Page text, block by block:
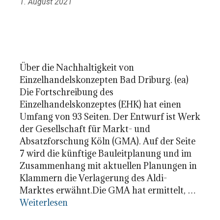
Über die Nachhaltigkeit von
Einzelhandelskonzepten Bad Driburg. (ea)
Die Fortschreibung des
Einzelhandelskonzeptes (EHK) hat einen
Umfang von 93 Seiten. Der Entwurf ist Werk
der Gesellschaft für Markt- und
Absatzforschung Köln (GMA). Auf der Seite
7 wird die künftige Bauleitplanung und im
Zusammenhang mit aktuellen Planungen in
Klammern die Verlagerung des Aldi-
Marktes erwähnt.Die GMA hat ermittelt, …
Weiterlesen